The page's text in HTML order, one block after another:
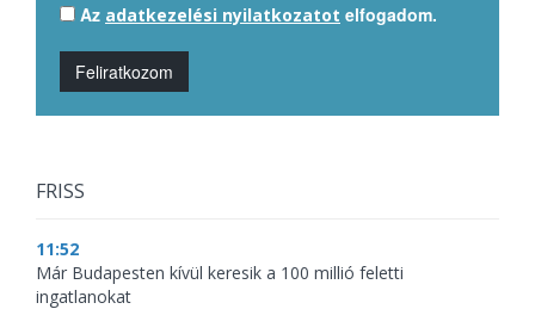
Az adatkezelési nyilatkozatot elfogadom.
Feliratkozom
FRISS
11:52
Már Budapesten kívül keresik a 100 millió feletti
ingatlanokat